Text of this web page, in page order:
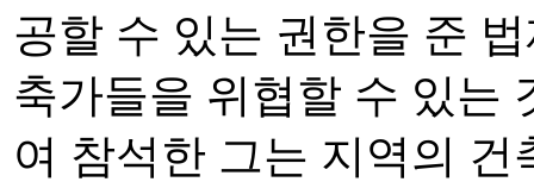
공할 수 있는 권한을 준
축가들을 위협할 수 있는
여 참석한 그는 지역의